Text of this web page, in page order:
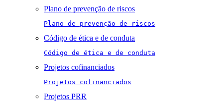
Plano de prevenção de riscos
Plano de prevenção de riscos
Código de ética e de conduta
Código de ética e de conduta
Projetos cofinanciados
Projetos cofinanciados
Projetos PRR